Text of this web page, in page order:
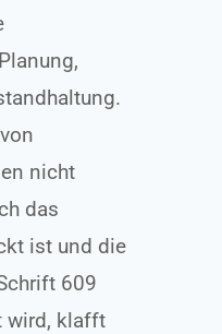
nicht
das
ist und die
609
wird, klafft